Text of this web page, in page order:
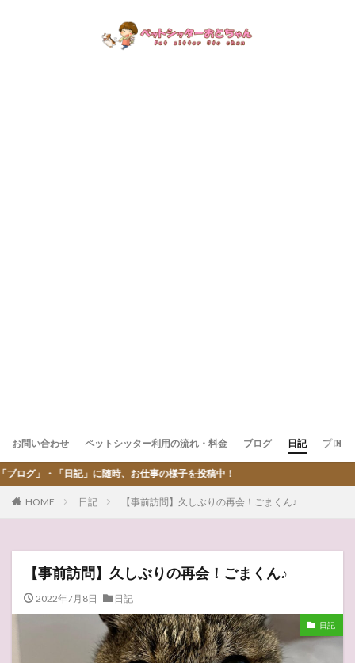
お問い合わせ ペットシッター利用の流れ・料金 ブログ 日記 プロフ
お仕事の様子を投稿中！
HOME 日記 【事前訪問】久しぶりの再会！ごまくん♪
【事前訪問】久しぶりの再会！ごまくん♪
2022年7月8日 日記
日記